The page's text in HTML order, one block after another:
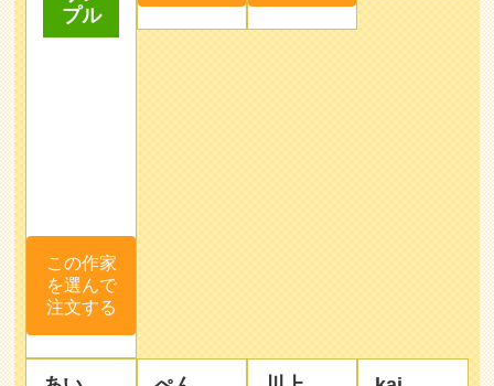
注文する
あい
ぽん
イベント
ぺん
た
川上
奈々
増えたの
kai
本業であ
の傍ら、